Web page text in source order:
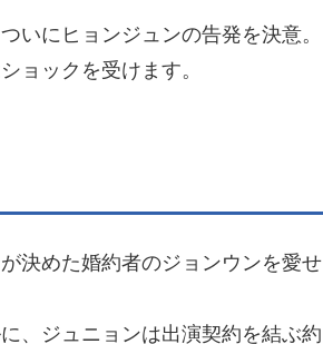
いにヒョンジュンの告発を決意。
ョックを受けます。
決めた婚約者のジョンウンを愛せ
、ジュニョンは出演契約を結ぶ約